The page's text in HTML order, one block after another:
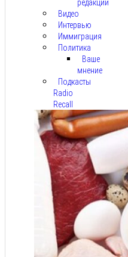
редакции
Видео
Интервью
Иммиграция
Политика
Ваше
мнение
Подкасты
Radio
Recall